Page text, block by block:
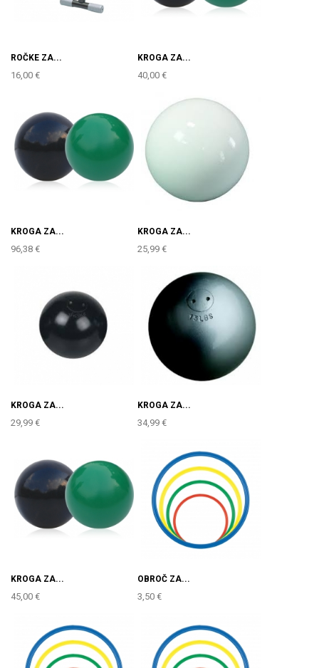
ROČKE ZA...
16,00 €
KROGA ZA...
40,00 €
KROGA ZA...
96,38 €
KROGA ZA...
25,99 €
KROGA ZA...
29,99 €
KROGA ZA...
34,99 €
KROGA ZA...
45,00 €
OBROČ ZA...
3,50 €